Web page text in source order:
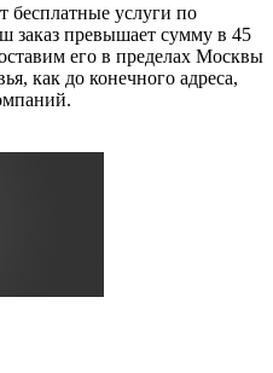
бесплатные услуги по
заказ превышает сумму в 45
его в пределах Москвы
как до конечного адреса,